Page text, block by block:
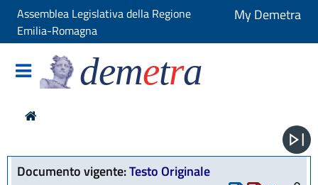
Assemblea Legislativa della Regione
Emilia-Romagna
My Demetra
demetra
Documento vigente:Testo Originale